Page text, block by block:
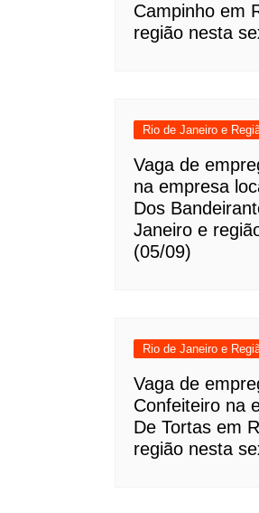
Campinho em
região nesta
Rio de Janeiro e
Vaga de
na empresa
Dos
Janeiro e
(05/09)
Rio de Janeiro e
Vaga de
Confeiteiro na
De Tortas em
região nesta